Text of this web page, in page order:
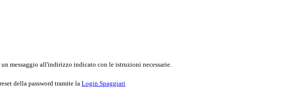
messaggio all'indirizzo indicato con le istruzioni necessarie.
della password tramite la Login Spaggiari